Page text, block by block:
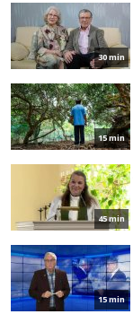
30 min
15 min
45 min
15 min